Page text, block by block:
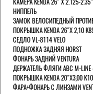
НИППЕЛЬ
ЗАМОК ВЕЛОСИПЕДНЫЙ
ПОКРЫШКА KENDA 26"Х 2,10
СЕДЛО VL-8114 VELO
ПОДНОЖКА ЗАДНЯЯ HORST
ФОНАРЬ ЗАДНИЙ VENTURA
ДЕРЖАТЕЛЬ ФЛЯГИ АВС M-LINE
ПОКРЫШКА KENDA 20"Х3,00
ФАРА+ФОНАРЬ С ЛИНЗАМИ